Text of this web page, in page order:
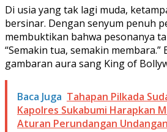
Di usia yang tak lagi muda,
bersinar. Dengan senyum penuh
membuktikan bahwa pesonanya
“Semakin tua, semakin
gambaran aura sang King of
Baca Juga Tahapan Pilkada
Kapolres Sukabumi Harapkan
Aturan Perundangan Undangan